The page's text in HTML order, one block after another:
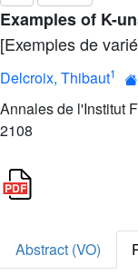
Examples of K-
[Exemples de
Delcroix, Thibaut1
Annales de l'Institut
2108
Abstract (VO)